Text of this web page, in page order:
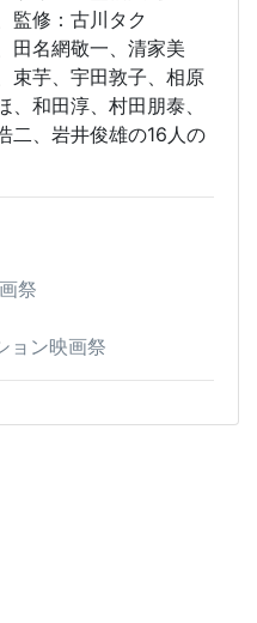
監修：古川タク
田名網敬一、清家美
束芋、宇田敦子、相原
和田淳、村田朋泰、
二、岩井俊雄の16人の
祭
ョン映画祭